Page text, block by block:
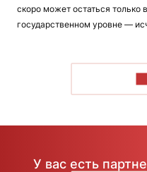
скоро может остаться только
государственном уровне —
У вас есть